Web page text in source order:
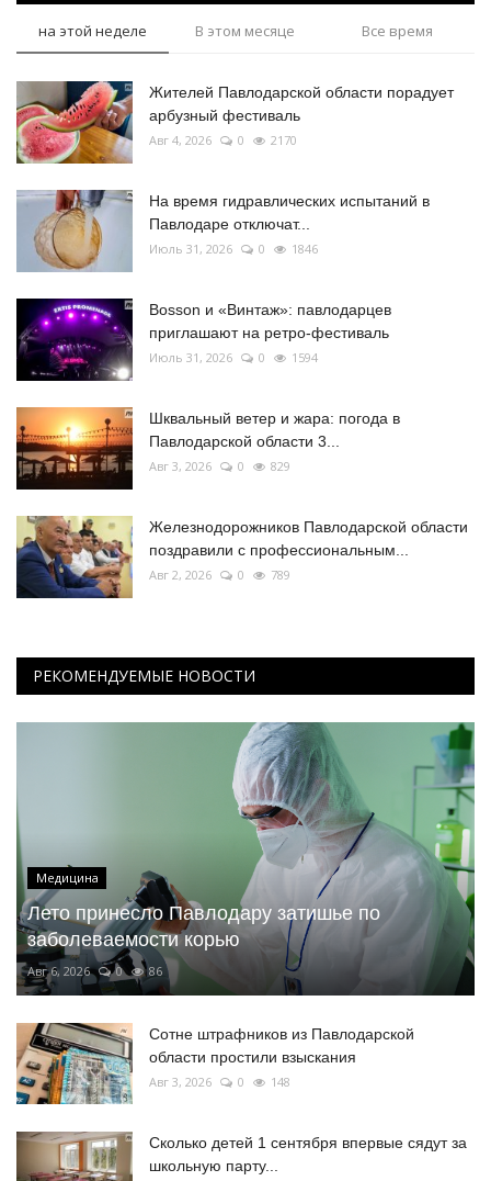
на этой неделе В этом месяце Все время
Жителей Павлодарской области порадует
арбузный фестиваль
Авг 4, 2026 0 2170
На время гидравлических испытаний в
Павлодаре отключат...
Июль 31, 2026 0 1846
Bosson и «Винтаж»: павлодарцев
приглашают на ретро-фестиваль
Июль 31, 2026 0 1594
Шквальный ветер и жара: погода в
Павлодарской области 3...
Авг 3, 2026 0 829
Железнодорожников Павлодарской области
поздравили с профессиональным...
Авг 2, 2026 0 789
РЕКОМЕНДУЕМЫЕ НОВОСТИ
Медицина
Лето принесло Павлодару затишье по
заболеваемости корью
Авг 6, 2026 0 86
Сотне штрафников из Павлодарской
области простили взыскания
Авг 3, 2026 0 148
Сколько детей 1 сентября впервые сядут за
школьную парту...